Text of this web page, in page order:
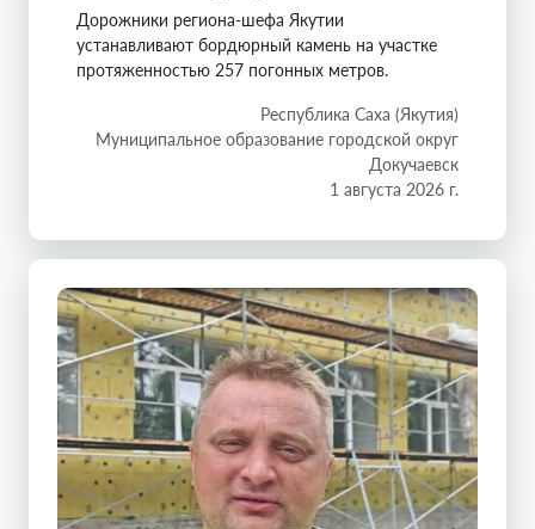
Дорожники региона-шефа Якутии
устанавливают бордюрный камень на участке
протяженностью 257 погонных метров.
Республика Саха (Якутия)
Муниципальное образование городской округ
Докучаевск
1 августа 2026 г.